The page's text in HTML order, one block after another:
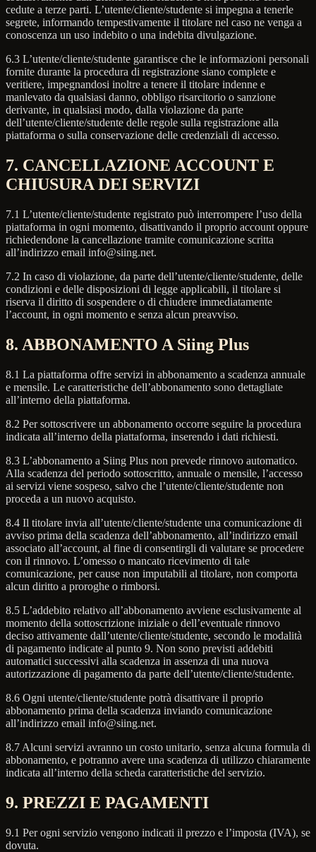
cedute a terze parti. L’utente/cliente/studente si impegna a tenerle
segrete, informando tempestivamente il titolare nel caso ne venga a
conoscenza un uso indebito o una indebita divulgazione.
6.3 L’utente/cliente/studente garantisce che le informazioni personali
fornite durante la procedura di registrazione siano complete e
veritiere, impegnandosi inoltre a tenere il titolare indenne e
manlevato da qualsiasi danno, obbligo risarcitorio o sanzione
derivante, in qualsiasi modo, dalla violazione da parte
dell’utente/cliente/studente delle regole sulla registrazione alla
piattaforma o sulla conservazione delle credenziali di accesso.
7. CANCELLAZIONE ACCOUNT E
CHIUSURA DEI SERVIZI
7.1 L’utente/cliente/studente registrato può interrompere l’uso della
piattaforma in ogni momento, disattivando il proprio account oppure
richiedendone la cancellazione tramite comunicazione scritta
all’indirizzo email info@siing.net.
7.2 In caso di violazione, da parte dell’utente/cliente/studente, delle
condizioni e delle disposizioni di legge applicabili, il titolare si
riserva il diritto di sospendere o di chiudere immediatamente
l’account, in ogni momento e senza alcun preavviso.
8. ABBONAMENTO A Siing Plus
8.1 La piattaforma offre servizi in abbonamento a scadenza annuale
e mensile. Le caratteristiche dell’abbonamento sono dettagliate
all’interno della piattaforma.
8.2 Per sottoscrivere un abbonamento occorre seguire la procedura
indicata all’interno della piattaforma, inserendo i dati richiesti.
8.3 L’abbonamento a Siing Plus non prevede rinnovo automatico.
Alla scadenza del periodo sottoscritto, annuale o mensile, l’accesso
ai servizi viene sospeso, salvo che l’utente/cliente/studente non
proceda a un nuovo acquisto.
8.4 Il titolare invia all’utente/cliente/studente una comunicazione di
avviso prima della scadenza dell’abbonamento, all’indirizzo email
associato all’account, al fine di consentirgli di valutare se procedere
con il rinnovo. L’omesso o mancato ricevimento di tale
comunicazione, per cause non imputabili al titolare, non comporta
alcun diritto a proroghe o rimborsi.
8.5 L’addebito relativo all’abbonamento avviene esclusivamente al
momento della sottoscrizione iniziale o dell’eventuale rinnovo
deciso attivamente dall’utente/cliente/studente, secondo le modalità
di pagamento indicate al punto 9. Non sono previsti addebiti
automatici successivi alla scadenza in assenza di una nuova
autorizzazione di pagamento da parte dell’utente/cliente/studente.
8.6 Ogni utente/cliente/studente potrà disattivare il proprio
abbonamento prima della scadenza inviando comunicazione
all’indirizzo email info@siing.net.
8.7 Alcuni servizi avranno un costo unitario, senza alcuna formula di
abbonamento, e potranno avere una scadenza di utilizzo chiaramente
indicata all’interno della scheda caratteristiche del servizio.
9. PREZZI E PAGAMENTI
9.1 Per ogni servizio vengono indicati il prezzo e l’imposta (IVA), se
dovuta.